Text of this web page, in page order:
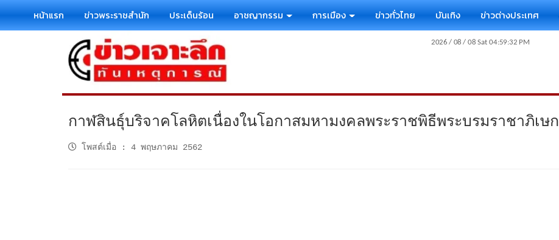
หน้าแรก ข่าวพระราชสำนัก ประเด็นร้อน อาชญากรรม การเมือง ข่าวทั่วไทย บันเทิง ข่าวต่างประเทศ
กาฬสินธุ์บริจาคโลหิตเนื่องในโอกาสมหามงคลพระราชพิธีพระบรมราชาภิเษก
โพสต์เมื่อ : 4 พฤษภาคม 2562